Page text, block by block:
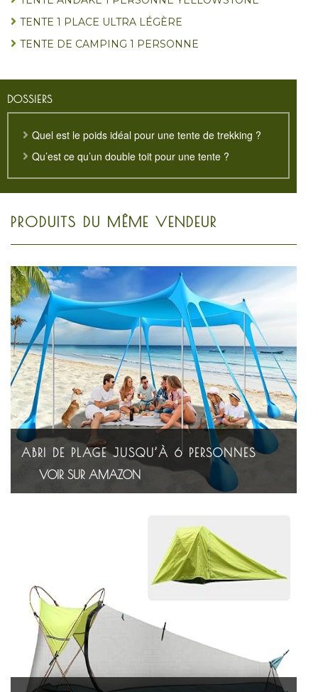
TENTE 1 PLACE ULTRA LÉGÈRE
TENTE DE CAMPING 1 PERSONNE
DOSSIERS
Quel est le poids idéal pour une tente de trekking ?
Qu’est ce qu’un double toit pour une tente ?
PRODUITS DU MÊME VENDEUR
ABRI DE PLAGE JUSQU’À 6 PERSONNES
VOIR SUR AMAZON